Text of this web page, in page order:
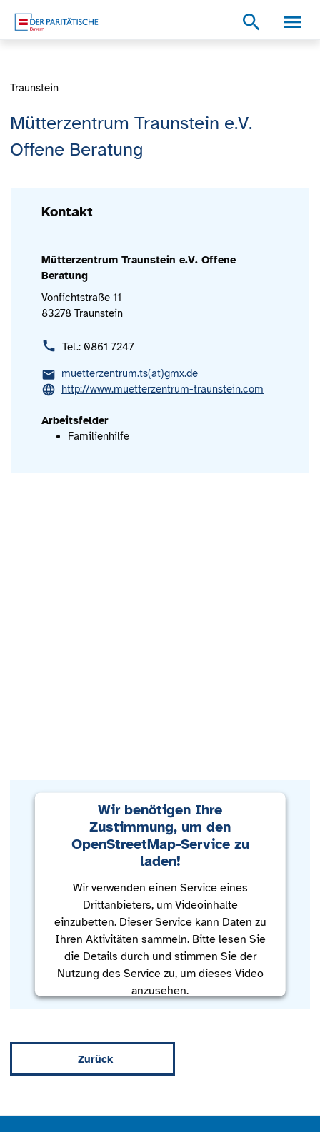
search
Mütterzentrum Traunstein e.V.
Offene Beratung
Traunstein
Kontakt
Mütterzentrum Traunstein e.V. Offene
Beratung
Vonfichtstraße 11
83278 Traunstein
Tel.: 0861 7247
muetterzentrum.ts(at)gmx.de
http://www.muetterzentrum-traunstein.com
Arbeitsfelder
Familienhilfe
Wir benötigen Ihre
Zustimmung, um den
OpenStreetMap-Service zu
laden!
Wir verwenden einen Service eines
Drittanbieters, um Videoinhalte
einzubetten. Dieser Service kann Daten zu
Ihren Aktivitäten sammeln. Bitte lesen Sie
die Details durch und stimmen Sie der
Nutzung des Service zu, um dieses Video
anzusehen.
Management Platform
Zurück